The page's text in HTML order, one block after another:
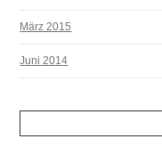
März 2015
Juni 2014